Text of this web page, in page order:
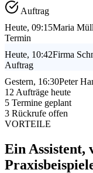
Auftrag
Heute, 09:15Maria
Termin
Heute, 10:42Firma
Auftrag
Gestern, 16:30Peter
12 Aufträge heute
5 Termine geplant
3 Rückrufe offen
VORTEILE
Ein Assistent,